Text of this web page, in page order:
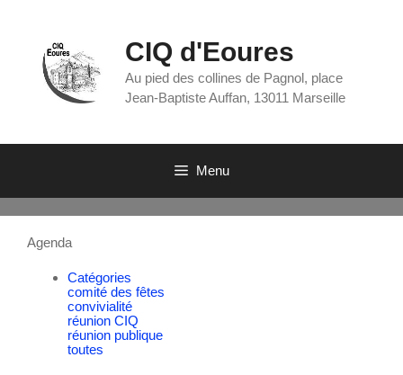
CIQ d'Eoures
Au pied des collines de Pagnol, place
Jean-Baptiste Auffan, 13011 Marseille
Menu
Agenda
Catégories
comité des fêtes
convivialité
réunion CIQ
réunion publique
toutes